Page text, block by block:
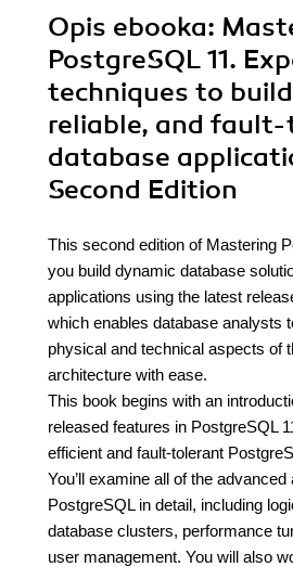
Opis ebooka:
PostgreSQL 11.
techniques to
reliable, and
database
Second Edition
This second edition of Mastering
you build dynamic database
applications using the latest
which enables database analysts
physical and technical aspects of
architecture with ease.
This book begins with an
released features in PostgreSQL
efficient and fault-tolerant
You’ll examine all of the
PostgreSQL in detail, including
database clusters, performance
user management. You will also